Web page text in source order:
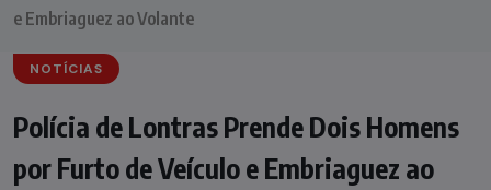
e Embriaguez ao Volante
NOTÍCIAS
Polícia de Lontras Prende Dois Homens
por Furto de Veículo e Embriaguez ao